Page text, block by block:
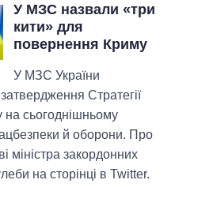
У МЗС назвали «три
кити» для
повернення Криму
У МЗС України
Стратегії
на сьогоднішньому
й оборони. Про
міністра закордонних
на сторінці в Twitter.